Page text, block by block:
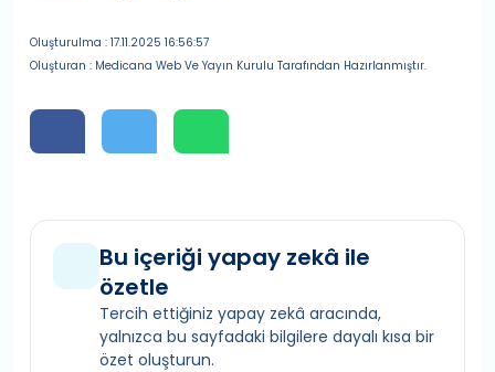
Oluşturulma : 17.11.2025 16:56:57
Oluşturan : Medicana Web Ve Yayın Kurulu Tarafından Hazırlanmıştır.
Bu içeriği yapay zekâ ile
özetle
Tercih ettiğiniz yapay zekâ aracında,
yalnızca bu sayfadaki bilgilere dayalı kısa bir
özet oluşturun.